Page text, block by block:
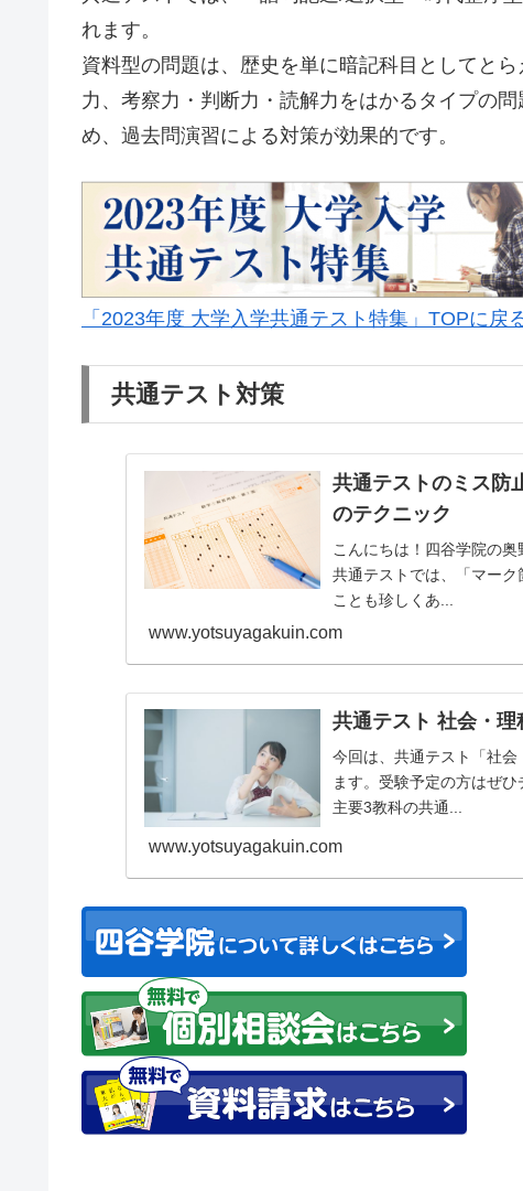
れます。
資料型の問題は、歴史を単に暗記科目としてとら
力、考察力・判断力・読解力をはかるタイプの問
め、過去問演習による対策が効果的です。
「2023年度 大学入学共通テスト特集」TOPに戻
共通テスト対策
共通テストのミス防
のテクニック
こんにちは！四谷学院の
共通テストでは、「マー
ことも珍しくあ...
www.yotsuyagakuin.com
共通テスト 社会・理
今回は、共通テスト「社
ます。受験予定の方はぜひ
主要3教科の共通...
www.yotsuyagakuin.com